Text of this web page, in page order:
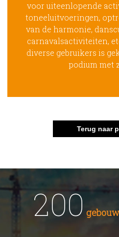
voor uiteenlopende
toneeluitvoeringen,
van de harmonie,
carnavalsactiviteiten,
diverse gebruikers is
podium met
Terug naar
200